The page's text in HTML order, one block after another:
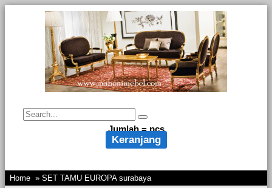
Jumlah =pcs
Keranjang
Home » SET TAMU EUROPA surabaya